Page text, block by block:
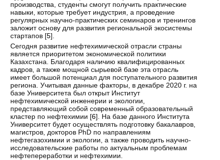
производства, студенты смогут получить практические
навыки, которые требует индустрия, а проведение
регулярных научно-практических семинаров и тренингов
заложит основу для развития региональной экосистемы
стартапов [5].
Сегодня развитие нефтехимической отрасли страны
является приоритетом экономической политики
Казахстана. Благодаря наличию квалифицированных
кадров, а также мощной сырьевой базе эта отрасль
имеет большой потенциал для поступательного развития
региона. Учитывая данные факторы, в декабре 2020 г. на
базе Университета был открыт Институт
нефтехимической инженерии и экологии,
представляющий собой современный образовательный
кластер по нефтехимии [6]. На базе данного Института
Университет будет осуществлять подготовку бакалавров,
магистров, доктoров PhD по направлениям
нефтегазохимии и экологии, а также проводить научно-
исследовательские работы по актуальным проблемам
нефтепереработки и нефтехимии.